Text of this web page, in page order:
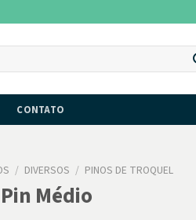
CONTATO
/ DIVERSOS / PINOS DE TROQUEL
Médio